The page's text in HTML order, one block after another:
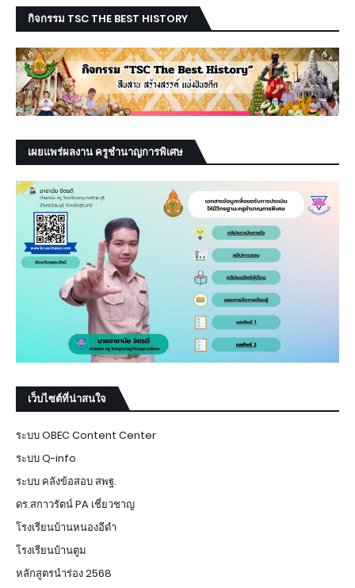
กิจกรรม TSC THE BEST HISTORY
เผยแพร่ผลงาน ครูชำนาญการพิเศษ
เว็บไซต์ที่น่าสนใจ
ระบบ OBEC Content Center
ระบบ Q-info
ระบบ คลังข้อสอบ สพฐ.
ดร.สกาวรัตน์ PA เชี่ยวชาญ
โรงเรียนบ้านหนองอีดำ
โรงเรียนบ้านตูม
หลักสูตรนำร่อง 2568